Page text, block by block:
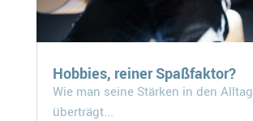
Hobbies, reiner Spaßfaktor?
Wie man seine Stärken in den Alltag
überträgt...